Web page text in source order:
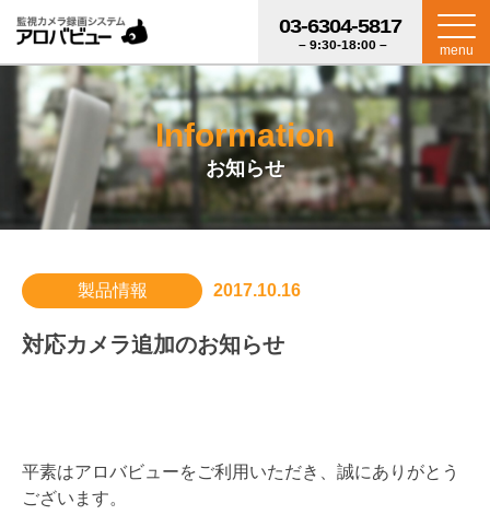
menu
03-6304-5817
– 9:30-18:00 –
Information
お知らせ
製品情報 2017.10.16
対応カメラ追加のお知らせ
平素はアロバビューをご利用いただき、誠にありがとう
ございます。